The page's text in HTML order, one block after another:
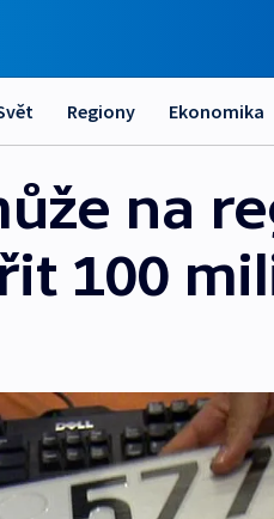
Regiony Ekonomika
na
100